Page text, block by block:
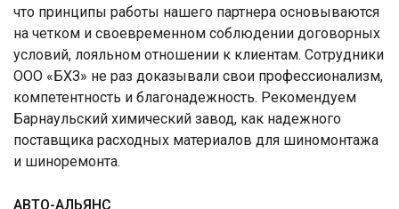
что принципы работы нашего партнера основываются
на четком и своевременном соблюдении договорных
условий, лояльном отношении к клиентам. Сотрудники
ООО «БХЗ» не раз доказывали свои профессионализм,
компетентность и благонадежность. Рекомендуем
Барнаульский химический завод, как надежного
поставщика расходных материалов для шиномонтажа
и шиноремонта.
АВТО-АЛЬЯНС